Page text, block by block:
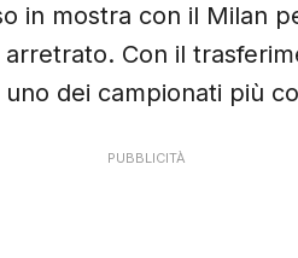
in mostra con il Milan
Con il
dei campionati più